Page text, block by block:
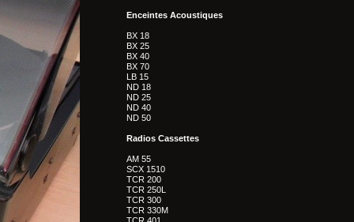
Enceintes Acoustiques
BX 18
BX 25
BX 40
BX 70
LB 15
ND 18
ND 25
ND 40
ND 50
Radios Cassettes
AM 55
SCX 1510
TCR 200
TCR 250L
TCR 300
TCR 330M